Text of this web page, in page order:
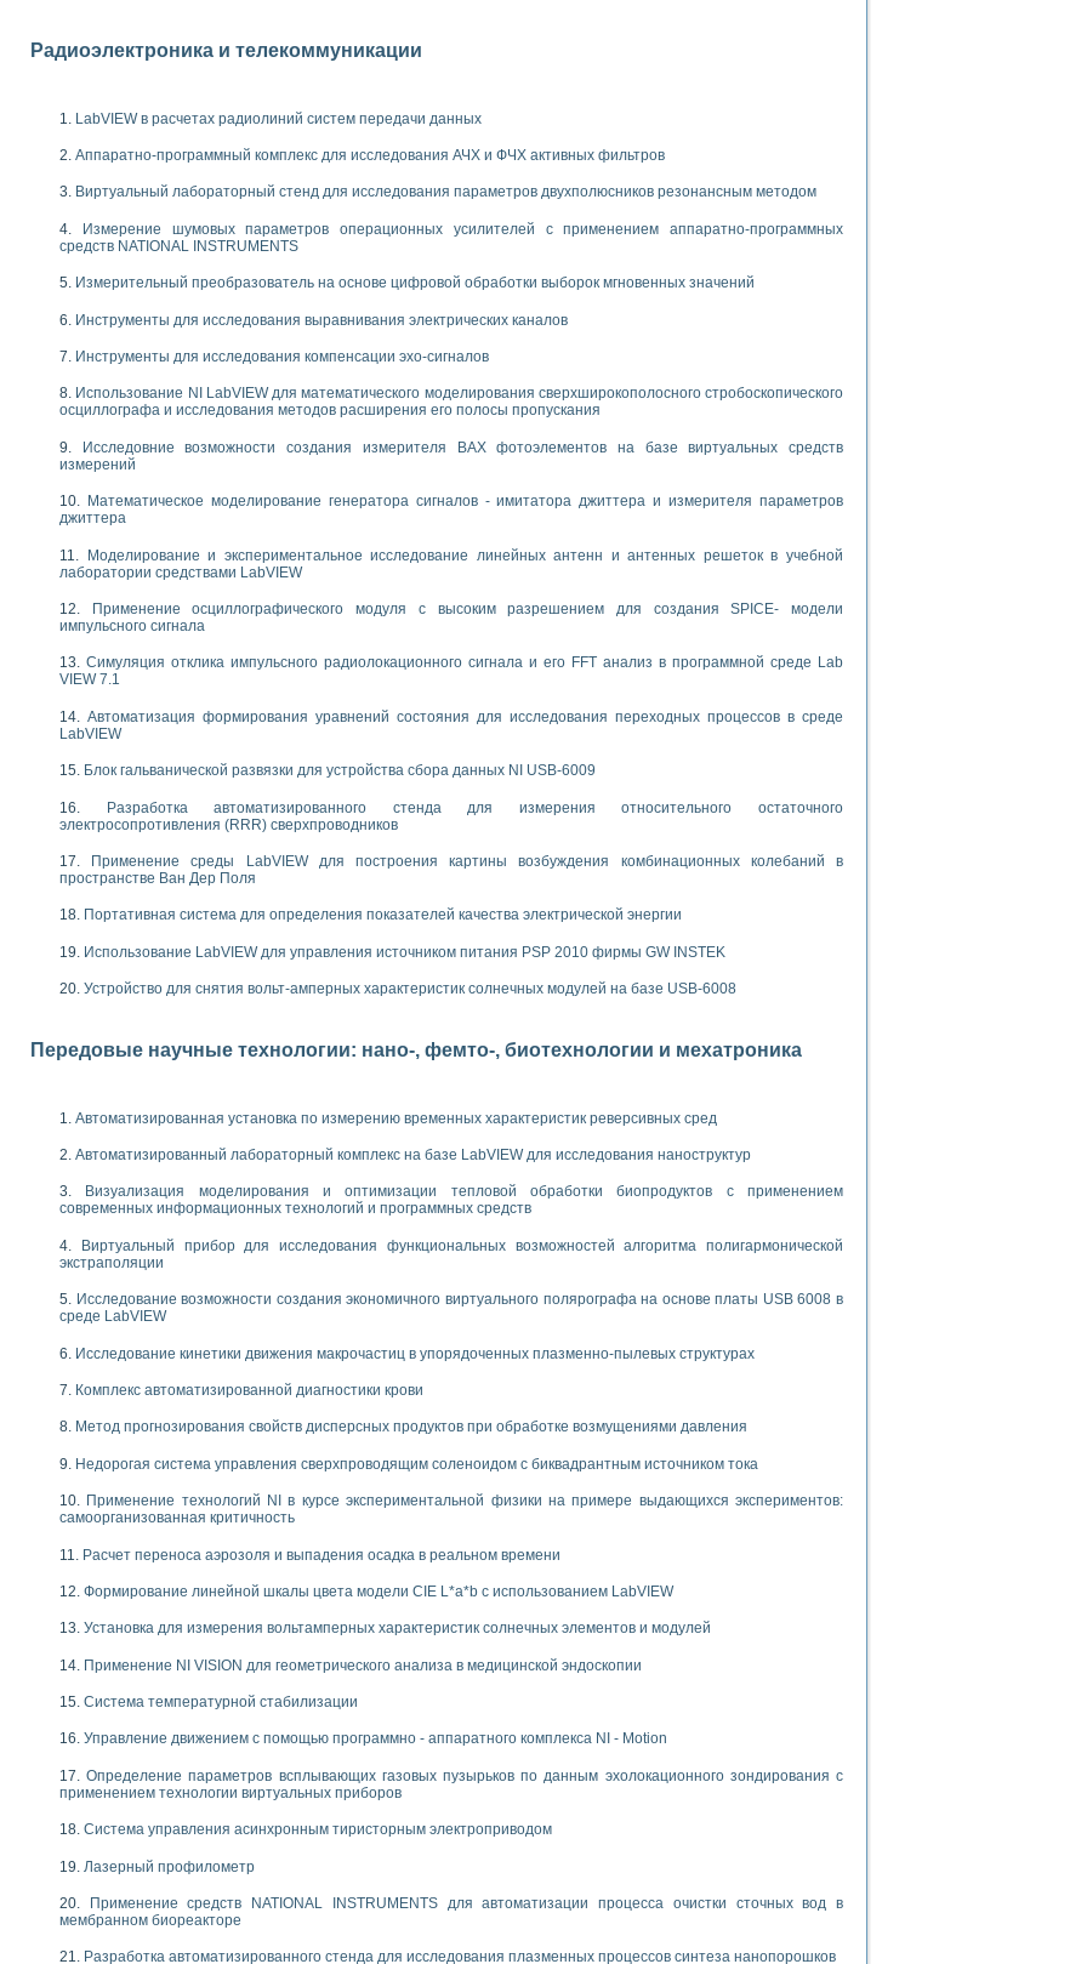
швов на базе технологий фирмы NATIONAL INSTRUMENTS
стенды
комплексы для вузов, осуществляющих подготовку специалистов по пищевой инженерии
нелинейных резистивных цепей
WORKBENCH-MULTISIM для электротехнической подготовки инженеров-неэлектриков
«Цифровые вычислительные устройства и микропроцессоры приборных комплексов» на основе Multisim
ИНС на основе LabVIEW
для создания лабораторного практикума по измерениям магнитных величин
течения в расширяющемся канале
интерфейсов обмена по протоколам RS232 и GPIB / имитатор оконечного устройства по интерфейсу RS232
адиабатического расширения газов
переходных характеристик асинхронных двигателей при пуске
измерений с помощью LabVIEW
INSTRUMENTS для создания систем автоматизированного лабораторного практикума
и корреляционный анализ"
принципа действия универсального цифрового вольтметра
обеспечение учебных лабораторных стендов
LabVIEW
лабораторный практикум по курсу «радиотехнические цепи и сигналы»
одномерных сигналов на основе алгоритма полигармонической экстраполяции
INSTRUMENTS в операционной системе LINUX
принципа действия универсального цифрового вольтметра
принимаемых решений в среде LabVIEW
«Моделирование систем» и «Автоматизация проектирования систем и средств управления»
электрических характеристик газоразрядных и люминесцентных ламп
характеристик на основе использования звуковой карты ПК
теории Коммутации
в среде LabVIEW
решателей обыкновенных дифференциальных уравнений инструментальных систем моделирования
практикумов на кафедре информационных систем МИРЭА
практикума по электронике кафедры информационных систем МИРЭА
частотного анализа для LabWindows/CVI и LabVIEW
программе «Прикладная физика и физическая информатика» инновационного образовательного проекта РУДН
электромагнитного поля для испытаний изделий авионики
ИИС на базе оборудования NI CompactDAQ
Радиоэлектроника и телекоммуникации
LabVIEW в расчетах радиолиний систем передачи данных
Аппаратно-программный комплекс для исследования АЧХ и ФЧХ активных фильтров
Виртуальный лабораторный стенд для исследования параметров двухполюсников резонансным методом
Измерение шумовых параметров операционных усилителей с применением аппаратно-программных
средств NATIONAL INSTRUMENTS
Измерительный преобразователь на основе цифровой обработки выборок мгновенных значений
Инструменты для исследования выравнивания электрических каналов
Инструменты для исследования компенсации эхо-сигналов
Использование NI LabVIEW для математического моделирования сверхширокополосного стробоскопического
осциллографа и исследования методов расширения его полосы пропускания
Исследовние возможности создания измерителя ВАХ фотоэлементов на базе виртуальных средств
измерений
Математическое моделирование генератора сигналов - имитатора джиттера и измерителя параметров
джиттера
Моделирование и экспериментальное исследование линейных антенн и антенных решеток в учебной
лаборатории средствами LabVIEW
Применение осциллографического модуля с высоким разрешением для создания SPICE- модели
импульсного сигнала
Симуляция отклика импульсного радиолокационного сигнала и его FFT анализ в программной среде Lab
VIEW 7.1
Автоматизация формирования уравнений состояния для исследования переходных процессов в среде
LabVIEW
Блок гальванической развязки для устройства сбора данных NI USB-6009
Разработка автоматизированного стенда для измерения относительного остаточного
электросопротивления (RRR) сверхпроводников
Применение среды LabVIEW для построения картины возбуждения комбинационных колебаний в
пространстве Ван Дер Поля
Портативная система для определения показателей качества электрической энергии
Использование LabVIEW для управления источником питания PSP 2010 фирмы GW INSTEK
Устройство для снятия вольт-амперных характеристик солнечных модулей на базе USB-6008
Передовые научные технологии: нано-, фемто-, биотехнологии и мехатроника
Автоматизированная установка по измерению временных характеристик реверсивных сред
Автоматизированный лабораторный комплекс на базе LabVIEW для исследования наноструктур
Визуализация моделирования и оптимизации тепловой обработки биопродуктов с применением
современных информационных технологий и программных средств
Виртуальный прибор для исследования функциональных возможностей алгоритма полигармонической
экстраполяции
Исследование возможности создания экономичного виртуального полярографа на основе платы USB 6008 в
среде LabVIEW
Исследование кинетики движения макрочастиц в упорядоченных плазменно-пылевых структурах
Комплекс автоматизированной диагностики крови
Метод прогнозирования свойств дисперсных продуктов при обработке возмущениями давления
Недорогая система управления сверхпроводящим соленоидом с биквадрантным источником тока
Применение технологий NI в курсе экспериментальной физики на примере выдающихся экспериментов:
самоорганизованная критичность
Расчет переноса аэрозоля и выпадения осадка в реальном времени
Формирование линейной шкалы цвета модели CIE L*a*b с использованием LabVIEW
Установка для измерения вольтамперных характеристик солнечных элементов и модулей
Применение NI VISION для геометрического анализа в медицинской эндоскопии
Система температурной стабилизации
Управление движением с помощью программно - аппаратного комплекса NI - Motion
Определение параметров всплывающих газовых пузырьков по данным эхолокационного зондирования с
применением технологии виртуальных приборов
Система управления асинхронным тиристорным электроприводом
Лазерный профилометр
Применение средств NATIONAL INSTRUMENTS для автоматизации процесса очистки сточных вод в
мембранном биореакторе
Разработка автоматизированного стенда для исследования плазменных процессов синтеза нанопорошков